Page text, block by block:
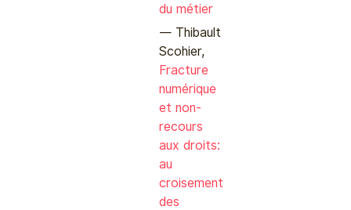
du métier
Thibault
Scohier,
Fracture
numérique
et non-
recours
aux droits:
au
croisement
des